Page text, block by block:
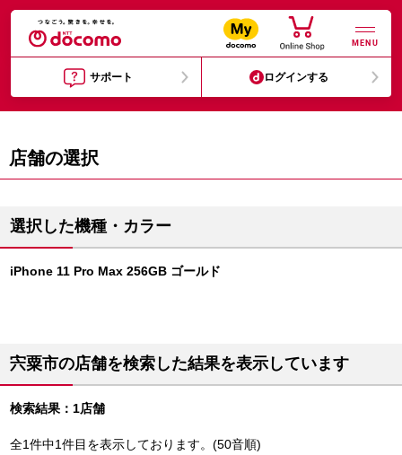
MENU
サポート ログインする
店舗の選択
選択した機種・カラー
iPhone 11 Pro Max 256GB ゴールド
宍粟市の店舗を検索した結果を表示しています
検索結果：1店舗
全1件中1件目を表示しております。(50音順)